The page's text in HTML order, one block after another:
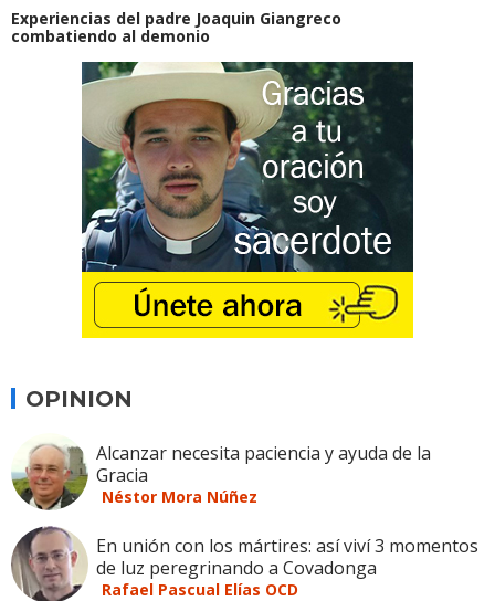
Experiencias del padre Joaquin Giangreco
combatiendo al demonio
OPINION
Alcanzar necesita paciencia y ayuda de la
Gracia
Néstor Mora Núñez
En unión con los mártires: así viví 3 momentos
de luz peregrinando a Covadonga
Rafael Pascual Elías OCD